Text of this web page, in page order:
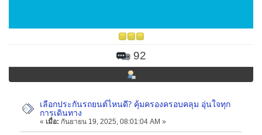
92
เลือกประกันรถยนต์ไหนดี? คุ้มครองครอบคลุม อุ่นใจทุก
การเดินทาง
« เมื่อ: กันยายน 19, 2025, 08:01:04 AM »